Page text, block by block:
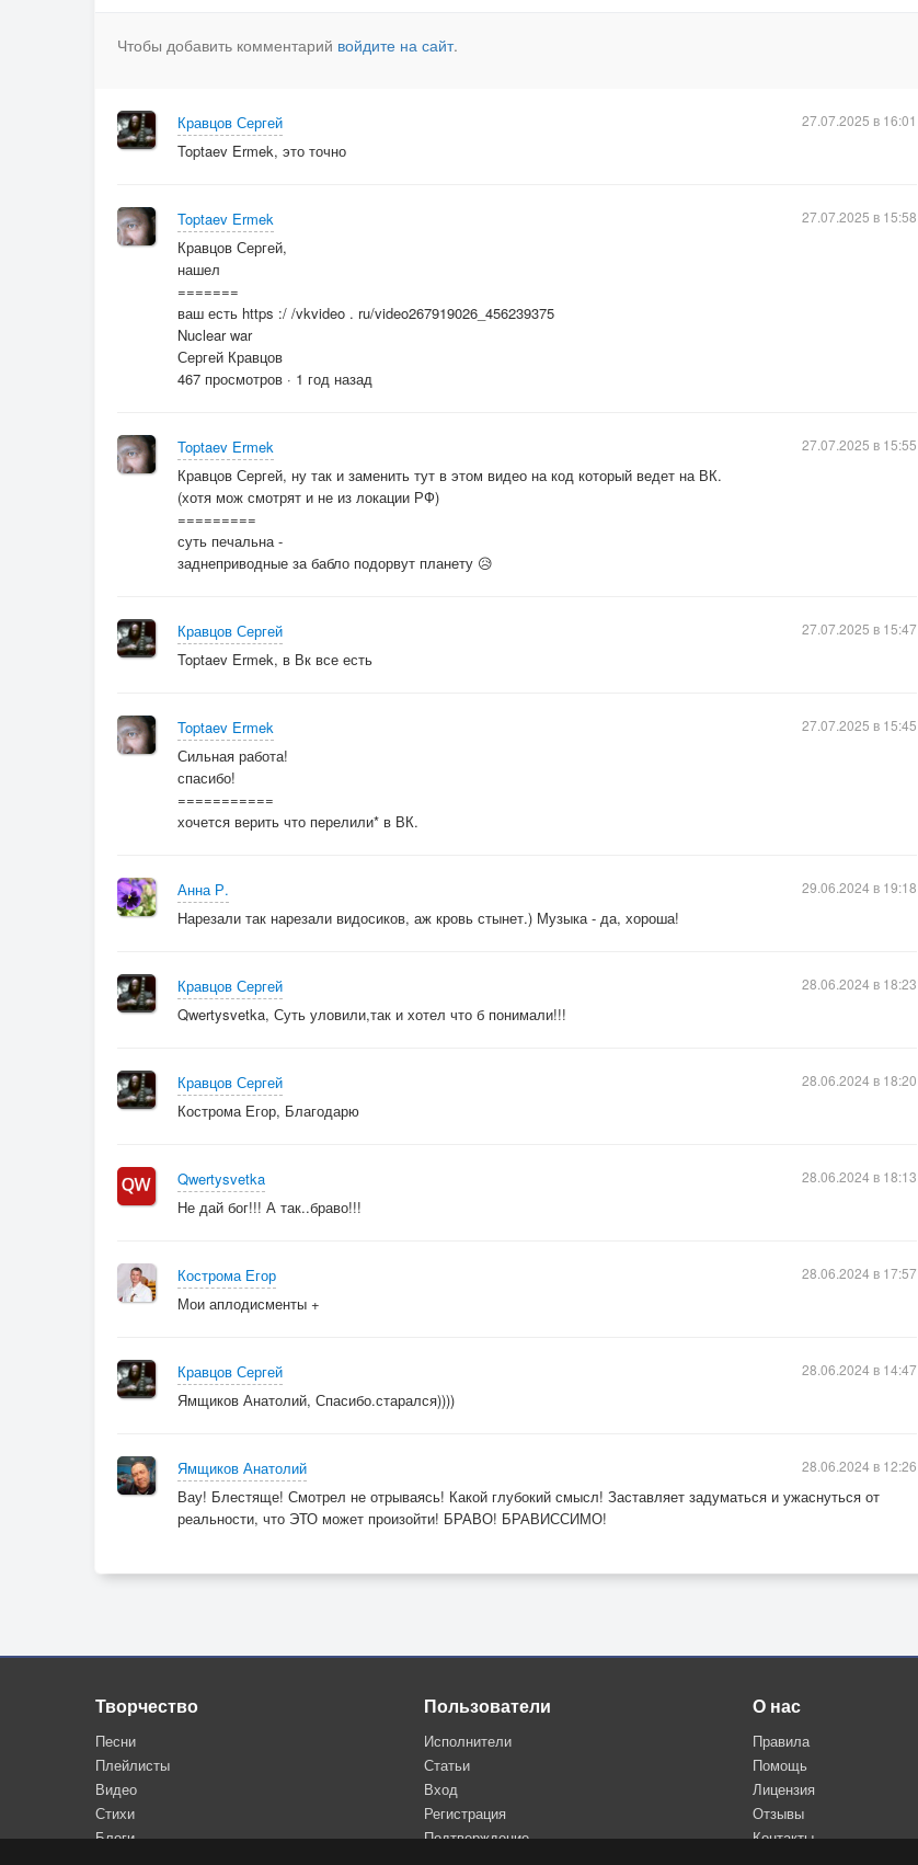
Чтобы добавить комментарий войдите на сайт.
Кравцов Сергей
Toptaev Ermek, это точно
27.07.2025 в 16:01
Toptaev Ermek
Кравцов Сергей,
нашел
=======
ваш есть https :/ /vkvideo . ru/video267919026_456239375
Nuclear war
Сергей Кравцов
467 просмотров · 1 год назад
27.07.2025 в 15:58
Toptaev Ermek
Кравцов Сергей, ну так и заменить тут в этом видео на код который ведет на ВК.
(хотя мож смотрят и не из локации РФ)
=========
суть печальна -
заднеприводные за бабло подорвут планету 😥
27.07.2025 в 15:55
Кравцов Сергей
Toptaev Ermek, в Вк все есть
27.07.2025 в 15:47
Toptaev Ermek
Сильная работа!
спасибо!
===========
хочется верить что перелили* в ВК.
27.07.2025 в 15:45
Анна Р.
Нарезали так нарезали видосиков, аж кровь стынет.) Музыка - да, хороша!
29.06.2024 в 19:18
Кравцов Сергей
Qwertysvetka, Суть уловили,так и хотел что б понимали!!!
28.06.2024 в 18:23
Кравцов Сергей
Кострома Егор, Благодарю
28.06.2024 в 18:20
Qwertysvetka
Не дай бог!!! А так..браво!!!
28.06.2024 в 18:13
Кострома Егор
Мои аплодисменты +
28.06.2024 в 17:57
Кравцов Сергей
Ямщиков Анатолий, Спасибо.старался))))
28.06.2024 в 14:47
Ямщиков Анатолий
Вау! Блестяще! Смотрел не отрываясь! Какой глубокий смысл! Заставляет задуматься и ужаснуться от
реальности, что ЭТО может произойти! БРАВО! БРАВИССИМО!
28.06.2024 в 12:26
Творчество
Песни
Плейлисты
Видео
Стихи
Блоги
Пользователи
Исполнители
Статьи
Вход
Регистрация
Подтверждение
О нас
Правила
Помощь
Лицензия
Отзывы
Контакты